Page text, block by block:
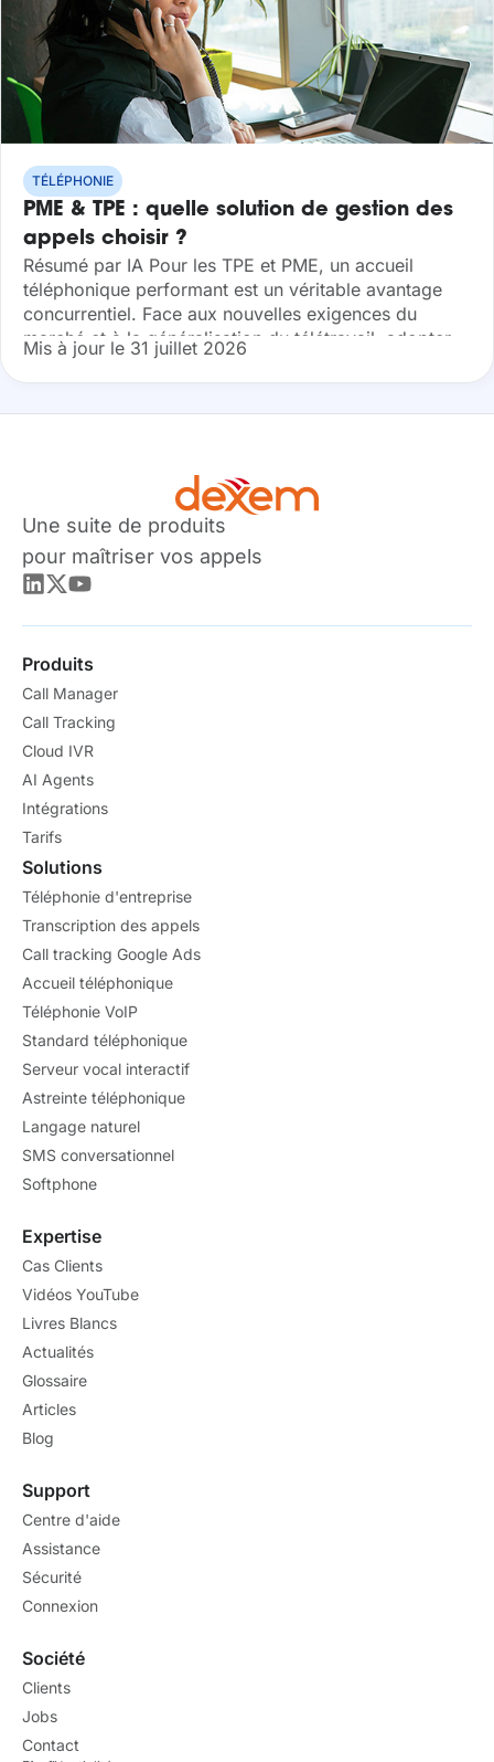
TÉLÉPHONIE
PME & TPE : quelle solution de gestion des
appels choisir ?
Résumé par IA Pour les TPE et PME, un accueil
téléphonique performant est un véritable avantage
concurrentiel. Face aux nouvelles exigences du
marché et à la généralisation du télétravail, adopter
une solution de gestion des appels...
Mis à jour le 31 juillet 2026
Une suite de produits
pour maîtriser vos appels
Produits
Call Manager
Call Tracking
Cloud IVR
AI Agents
Intégrations
Tarifs
Solutions
Téléphonie d'entreprise
Transcription des appels
Call tracking Google Ads
Accueil téléphonique
Téléphonie VoIP
Standard téléphonique
Serveur vocal interactif
Astreinte téléphonique
Langage naturel
SMS conversationnel
Softphone
Expertise
Cas Clients
Vidéos YouTube
Livres Blancs
Actualités
Glossaire
Articles
Blog
Support
Centre d'aide
Assistance
Sécurité
Connexion
Société
Clients
Jobs
Contact